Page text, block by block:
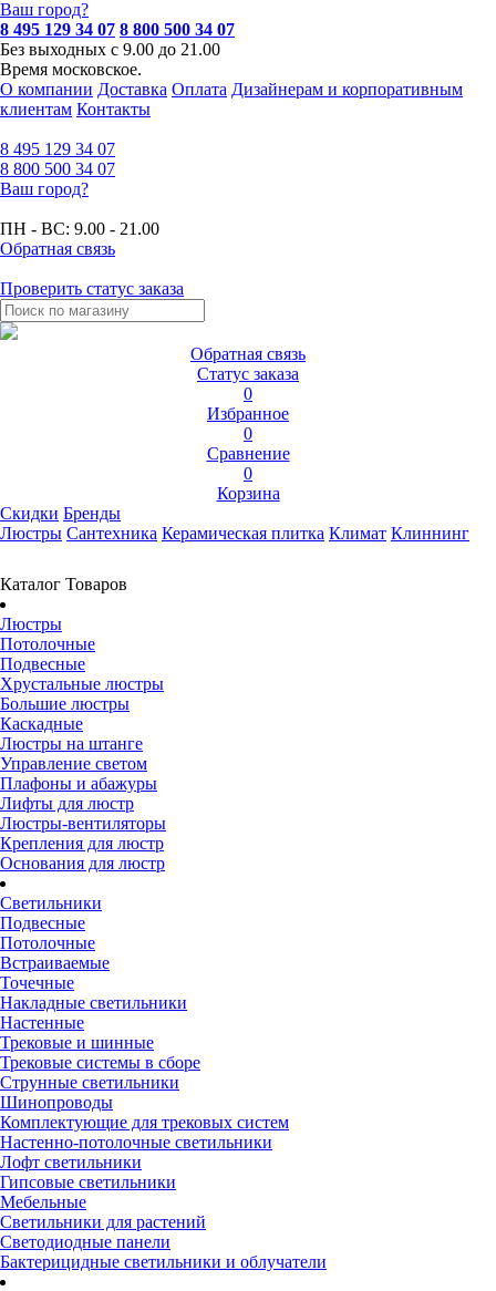
Ваш город?
8 495 129 34 07 8 800 500 34 07
Без выходных с 9.00 до 21.00
Время московское.
О компании Доставка Оплата Дизайнерам и корпоративным
клиентам Контакты
8 495 129 34 07
8 800 500 34 07
Ваш город?
ПН - ВС: 9.00 - 21.00
Обратная связь
Проверить статус заказа
Обратная связь
Статус заказа
0
Избранное
0
Сравнение
0
Корзина
Скидки Бренды
Люстры Сантехника Керамическая плитка Климат Клиннинг
Каталог Товаров
Люстры
Потолочные
Подвесные
Хрустальные люстры
Большие люстры
Каскадные
Люстры на штанге
Управление светом
Плафоны и абажуры
Лифты для люстр
Люстры-вентиляторы
Крепления для люстр
Основания для люстр
Светильники
Подвесные
Потолочные
Встраиваемые
Точечные
Накладные светильники
Настенные
Трековые и шинные
Трековые системы в сборе
Струнные светильники
Шинопроводы
Комплектующие для трековых систем
Настенно-потолочные светильники
Лофт светильники
Гипсовые светильники
Мебельные
Светильники для растений
Светодиодные панели
Бактерицидные светильники и облучатели